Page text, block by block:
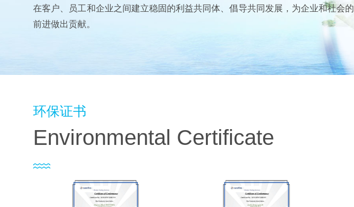
在客户、员工和企业之间建立稳固的利益共同体、倡导共同发展，为企业和社会的
前进做出贡献。
环保证书
Environmental Certificate